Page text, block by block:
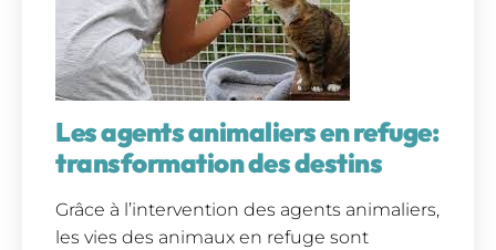
Les agents animaliers en refuge:
transformation des destins
Grâce à l’intervention des agents animaliers,
les vies des animaux en refuge sont